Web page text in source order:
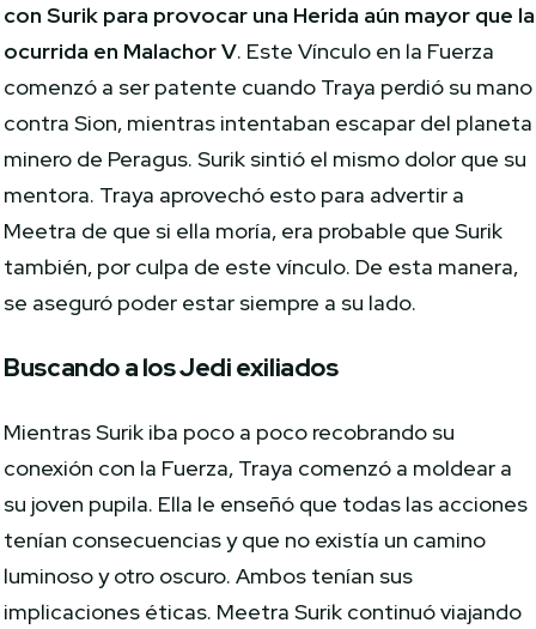
con Surik para provocar una Herida aún mayor que la
ocurrida en Malachor V. Este Vínculo en la Fuerza
comenzó a ser patente cuando Traya perdió su mano
contra Sion, mientras intentaban escapar del planeta
minero de Peragus. Surik sintió el mismo dolor que su
mentora. Traya aprovechó esto para advertir a
Meetra de que si ella moría, era probable que Surik
también, por culpa de este vínculo. De esta manera,
se aseguró poder estar siempre a su lado.
Buscando a los Jedi exiliados
Mientras Surik iba poco a poco recobrando su
conexión con la Fuerza, Traya comenzó a moldear a
su joven pupila. Ella le enseñó que todas las acciones
tenían consecuencias y que no existía un camino
luminoso y otro oscuro. Ambos tenían sus
implicaciones éticas. Meetra Surik continuó viajando